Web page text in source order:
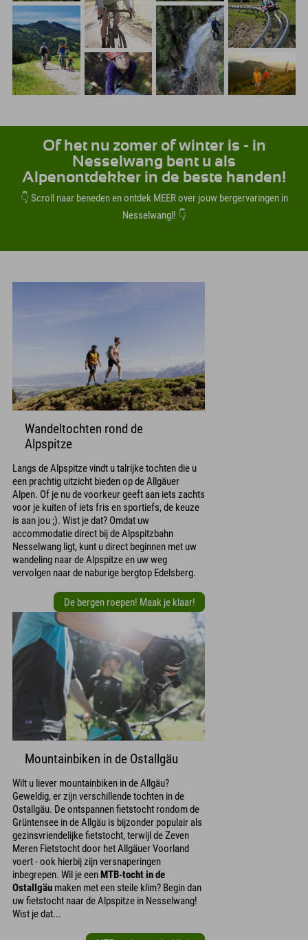
Of het nu zomer of winter is - in
Nesselwang bent u als
Alpenontdekker in de beste handen!
👇 Scroll naar beneden en ontdek MEER over jouw bergervaringen in
Nesselwangl! 👇
Wandeltochten rond de
Alpspitze
Langs de Alpspitze vindt u talrijke tochten die u
een prachtig uitzicht bieden op de Allgäuer
Alpen. Of je nu de voorkeur geeft aan iets zachts
voor je kuiten of iets fris en sportiefs, de keuze
is aan jou ;). Wist je dat? Omdat uw
accommodatie direct bij de Alpspitzbahn
Nesselwang ligt, kunt u direct beginnen met uw
wandeling naar de Alpspitze en uw weg
vervolgen naar de naburige bergtop Edelsberg.
De bergen roepen! Maak je klaar!
Mountainbiken in de Ostallgäu
Wilt u liever mountainbiken in de Allgäu?
Geweldig, er zijn verschillende tochten in de
Ostallgäu. De ontspannen fietstocht rondom de
Grüntensee in de Allgäu is bijzonder populair als
gezinsvriendelijke fietstocht, terwijl de Zeven
Meren Fietstocht door het Allgäuer Voorland
voert - ook hierbij zijn versnaperingen
inbegrepen. Wil je eenMTB-tocht in de
Ostallgäu maken met een steile klim? Begin dan
uw fietstocht naar de Alpspitze in Nesselwang!
Wist je dat...